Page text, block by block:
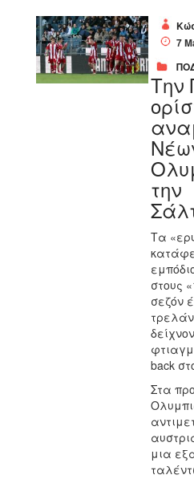
7
Την
την
Τα
στους
σεζόν
back
Στα
μια